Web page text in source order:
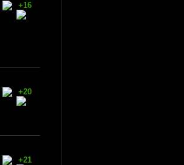
+16
+20
+21